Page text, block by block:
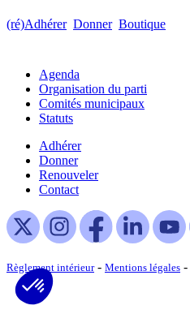
(ré)Adhérer Donner Boutique
Agenda
Organisation du parti
Comités municipaux
Statuts
Adhérer
Donner
Renouveler
Contact
Règlement intérieur - Mentions légales -